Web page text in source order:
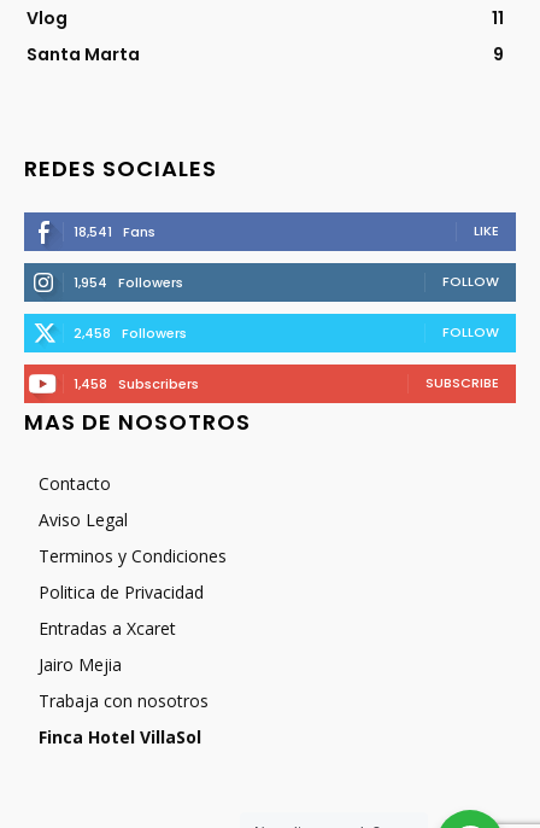
Vlog
11
Santa Marta
9
REDES SOCIALES
18,541 Fans LIKE
1,954 Followers FOLLOW
2,458 Followers FOLLOW
1,458 Subscribers SUBSCRIBE
MAS DE NOSOTROS
Contacto
Aviso Legal
Terminos y Condiciones
Politica de Privacidad
Entradas a Xcaret
Jairo Mejia
Trabaja con nosotros
Finca Hotel VillaSol